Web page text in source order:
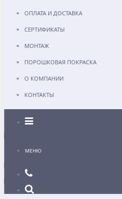
ОПЛАТА И ДОСТАВКА
СЕРТИФИКАТЫ
МОНТАЖ
ПОРОШКОВАЯ ПОКРАСКА
О КОМПАНИИ
КОНТАКТЫ
Каталог
МЕНЮ